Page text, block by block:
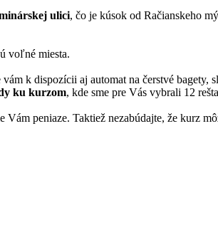
ulici, čo je kúsok od Račianskeho
voľné miesta.
k dispozícii aj automat na čerstvé
ku kurzom, kde sme pre Vás vybrali 12
Vám peniaze. Taktiež nezabúdajte, že kurz